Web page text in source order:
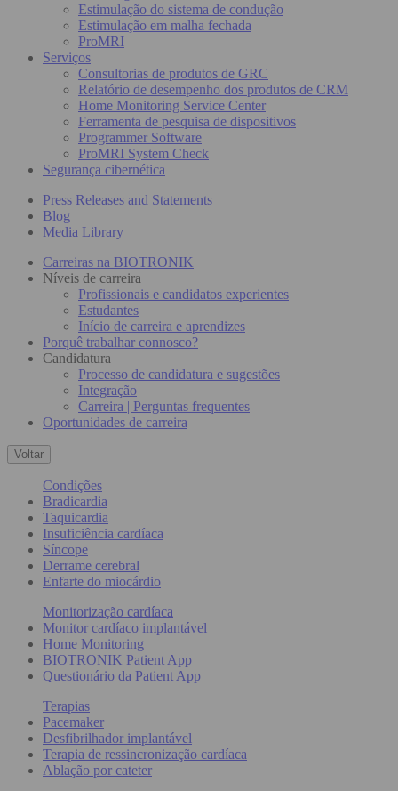
Estimulação do sistema de condução
Estimulação em malha fechada
ProMRI
Serviços
Consultorias de produtos de GRC
Relatório de desempenho dos produtos de CRM
Home Monitoring Service Center
Ferramenta de pesquisa de dispositivos
Programmer Software
ProMRI System Check
Segurança cibernética
Press Releases and Statements
Blog
Media Library
Carreiras na BIOTRONIK
Níveis de carreira
Profissionais e candidatos experientes
Estudantes
Início de carreira e aprendizes
Porquê trabalhar connosco?
Candidatura
Processo de candidatura e sugestões
Integração
Carreira | Perguntas frequentes
Oportunidades de carreira
Voltar
Condições
Bradicardia
Taquicardia
Insuficiência cardíaca
Síncope
Derrame cerebral
Enfarte do miocárdio
Monitorização cardíaca
Monitor cardíaco implantável
Home Monitoring
BIOTRONIK Patient App
Questionário da Patient App
Terapias
Pacemaker
Desfibrilhador implantável
Terapia de ressincronização cardíaca
Ablação por cateter